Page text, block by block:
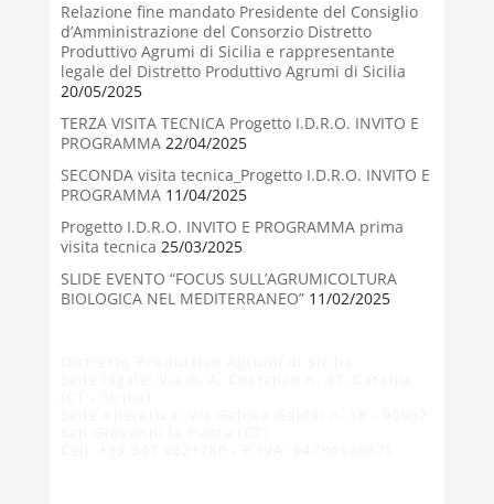
Relazione fine mandato Presidente del Consiglio
d’Amministrazione del Consorzio Distretto
Produttivo Agrumi di Sicilia e rappresentante
legale del Distretto Produttivo Agrumi di Sicilia
20/05/2025
TERZA VISITA TECNICA Progetto I.D.R.O. INVITO E
PROGRAMMA22/04/2025
SECONDA visita tecnica_Progetto I.D.R.O. INVITO E
PROGRAMMA11/04/2025
Progetto I.D.R.O. INVITO E PROGRAMMA prima
visita tecnica 25/03/2025
SLIDE EVENTO “FOCUS SULL’AGRUMICOLTURA
BIOLOGICA NEL MEDITERRANEO”11/02/2025